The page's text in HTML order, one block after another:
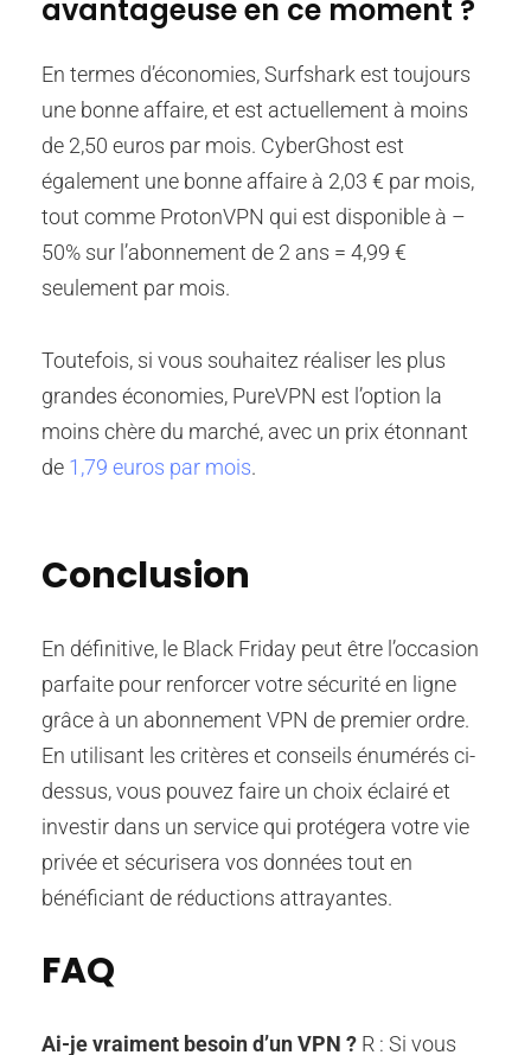
avantageuse en ce moment ?
En termes d’économies, Surfshark est toujours
une bonne affaire, et est actuellement à moins
de 2,50 euros par mois. CyberGhost est
également une bonne affaire à 2,03 € par mois,
tout comme ProtonVPN qui est disponible à –
50% sur l’abonnement de 2 ans = 4,99 €
seulement par mois.
Toutefois, si vous souhaitez réaliser les plus
grandes économies, PureVPN est l’option la
moins chère du marché, avec un prix étonnant
de 1,79 euros par mois.
Conclusion
En définitive, le Black Friday peut être l’occasion
parfaite pour renforcer votre sécurité en ligne
grâce à un abonnement VPN de premier ordre.
En utilisant les critères et conseils énumérés ci-
dessus, vous pouvez faire un choix éclairé et
investir dans un service qui protégera votre vie
privée et sécurisera vos données tout en
bénéficiant de réductions attrayantes.
FAQ
Ai-je vraiment besoin d’un VPN ? R : Si vous